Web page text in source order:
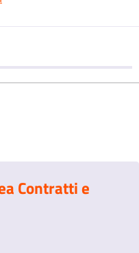
Contratti e